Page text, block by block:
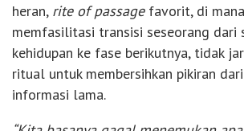
heran, rite of passagefavorit, di
memfasilitasi transisi seseorang dari
kehidupan ke fase berikutnya, tidak
ritual untuk membersihkan pikiran
informasi lama.